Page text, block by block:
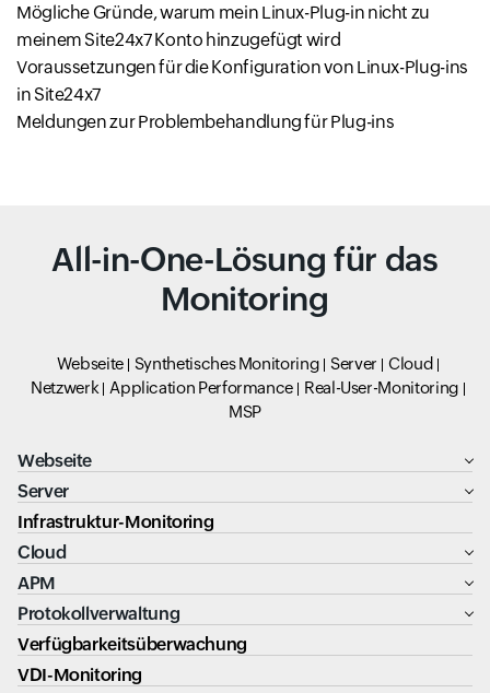
Mögliche Gründe, warum mein Linux-Plug-in nicht zu
meinem Site24x7 Konto hinzugefügt wird
Voraussetzungen für die Konfiguration von Linux-Plug-ins
in Site24x7
Meldungen zur Problembehandlung für Plug-ins
All-in-One-Lösung für das
Monitoring
Webseite Synthetisches Monitoring Server
Cloud
Netzwerk
Application Performance
Real-User-Monitoring
MSP
Webseite
Server
Infrastruktur-Monitoring
Cloud
APM
Protokollverwaltung
Verfügbarkeitsüberwachung
VDI-Monitoring